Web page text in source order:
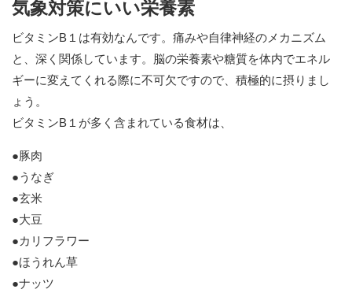
気象対策にいい栄養素
ビタミンB１は有効なんです。痛みや自律神経のメカニズム
と、深く関係しています。脳の栄養素や糖質を体内でエネル
ギーに変えてくれる際に不可欠ですので、積極的に摂りまし
ょう。
ビタミンB１が多く含まれている食材は、
●豚肉
●うなぎ
●玄米
●大豆
●カリフラワー
●ほうれん草
●ナッツ